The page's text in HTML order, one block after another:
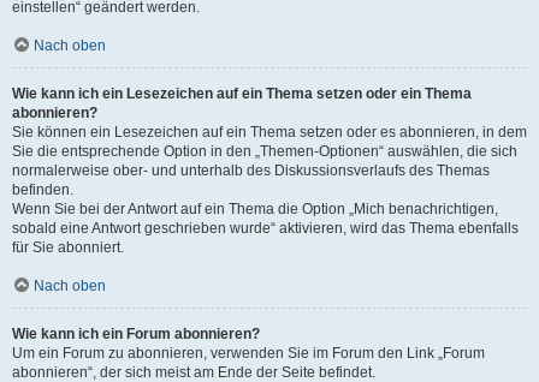
einstellen“ geändert werden.
Nach oben
Wie kann ich ein Lesezeichen auf ein Thema setzen oder ein Thema
abonnieren?
Sie können ein Lesezeichen auf ein Thema setzen oder es abonnieren, in dem
Sie die entsprechende Option in den „Themen-Optionen“ auswählen, die sich
normalerweise ober- und unterhalb des Diskussionsverlaufs des Themas
befinden.
Wenn Sie bei der Antwort auf ein Thema die Option „Mich benachrichtigen,
sobald eine Antwort geschrieben wurde“ aktivieren, wird das Thema ebenfalls
für Sie abonniert.
Nach oben
Wie kann ich ein Forum abonnieren?
Um ein Forum zu abonnieren, verwenden Sie im Forum den Link „Forum
abonnieren“, der sich meist am Ende der Seite befindet.